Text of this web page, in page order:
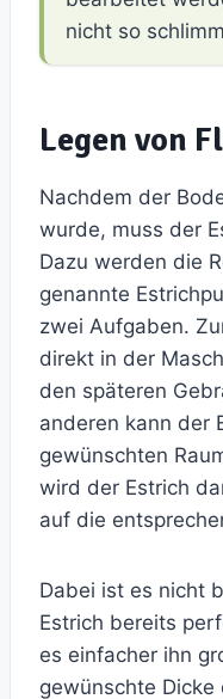
nicht so
Legen von
Nachdem der
wurde, muss der
Dazu werden die
genannte
zwei Aufgaben.
direkt in der
den späteren
anderen kann der
gewünschten
wird der Estrich
auf die
Dabei ist es nicht
Estrich bereits
es einfacher ihn
gewünschte